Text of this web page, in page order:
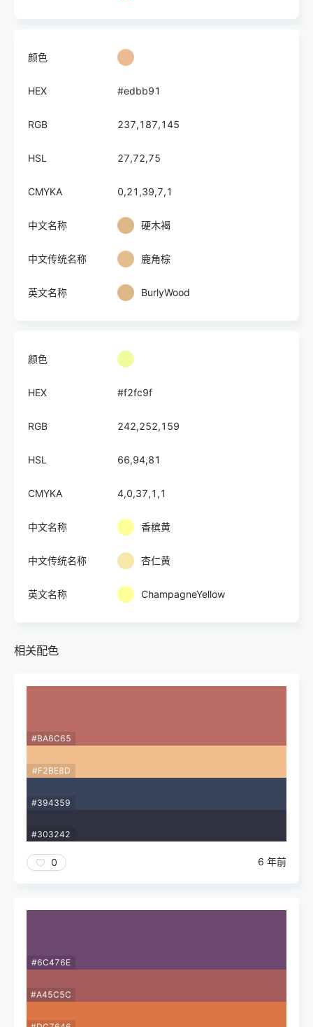
颜色
HEX #edbb91
RGB 237,187,145
HSL 27,72,75
CMYKA 0,21,39,7,1
中文名称 硬木褐
中文传统名称 鹿角棕
英文名称 BurlyWood
颜色
HEX #f2fc9f
RGB 242,252,159
HSL 66,94,81
CMYKA 4,0,37,1,1
中文名称 香槟黄
中文传统名称 杏仁黄
英文名称 ChampagneYellow
相关配色
#BA6C65
#F2BE8D
#394359
#303242
0 6 年前
#6C476E
#A45C5C